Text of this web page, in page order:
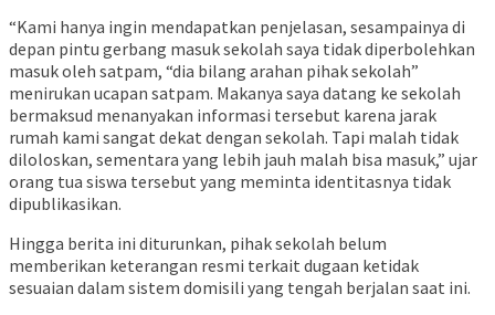
“Kami hanya ingin mendapatkan penjelasan, sesampainya di
depan pintu gerbang masuk sekolah saya tidak diperbolehkan
masuk oleh satpam, “dia bilang arahan pihak sekolah”
menirukan ucapan satpam. Makanya saya datang ke sekolah
bermaksud menanyakan informasi tersebut karena jarak
rumah kami sangat dekat dengan sekolah. Tapi malah tidak
diloloskan, sementara yang lebih jauh malah bisa masuk,” ujar
orang tua siswa tersebut yang meminta identitasnya tidak
dipublikasikan.
Hingga berita ini diturunkan, pihak sekolah belum
memberikan keterangan resmi terkait dugaan ketidak
sesuaian dalam sistem domisili yang tengah berjalan saat ini.